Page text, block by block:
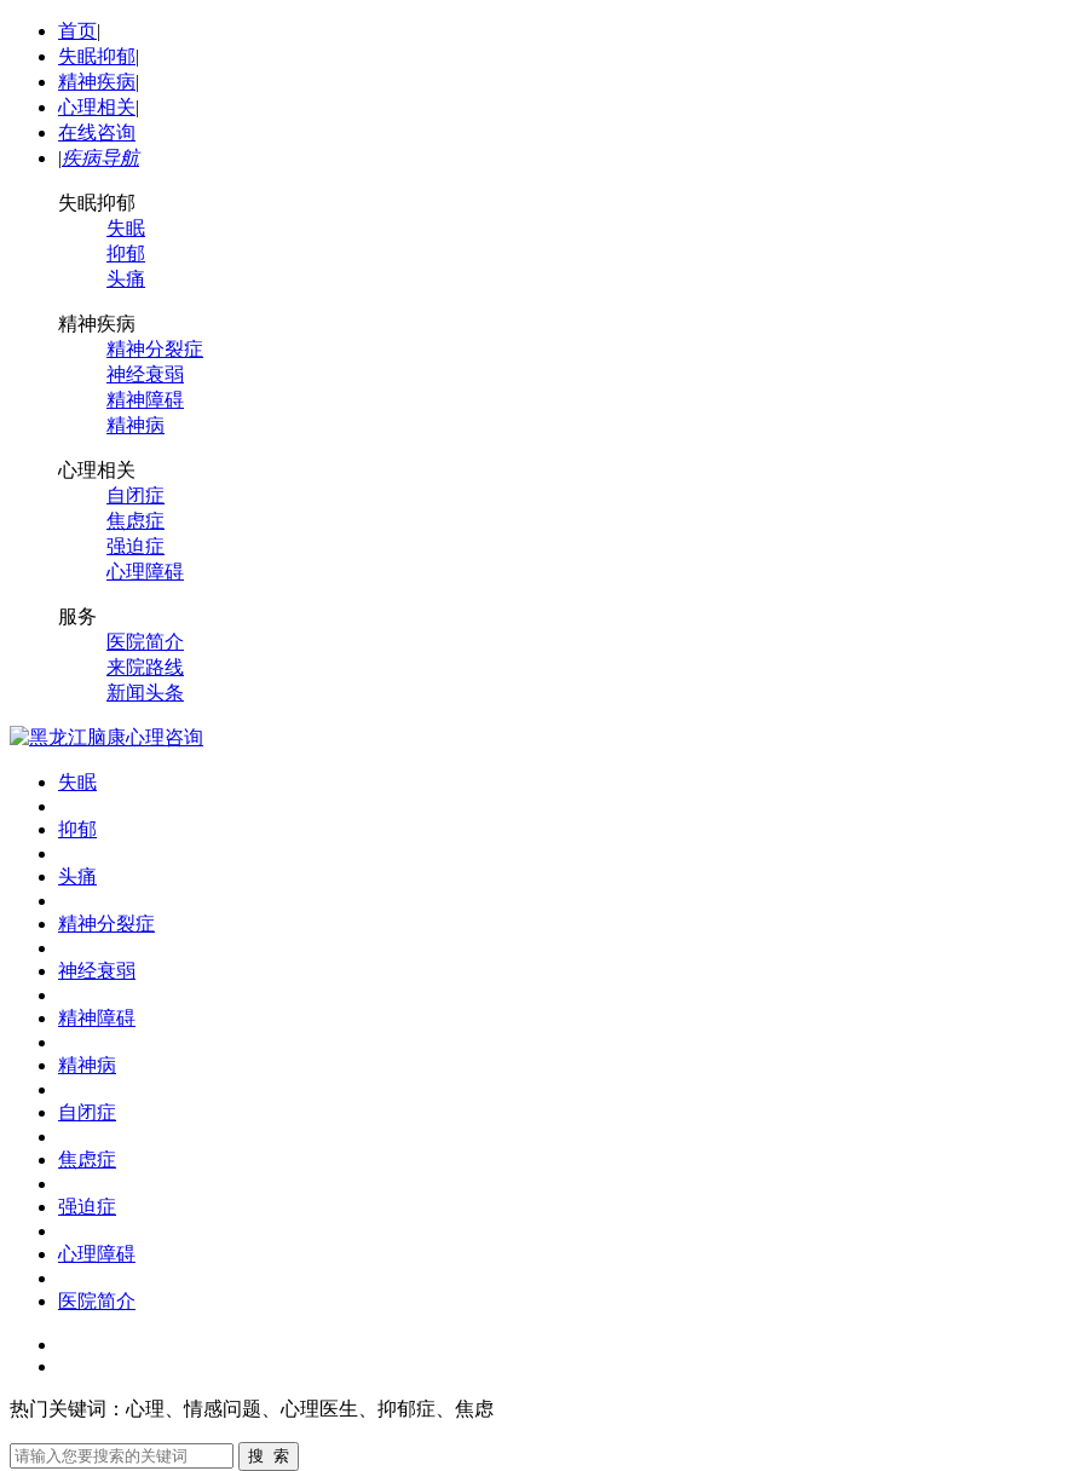
首页|
失眠抑郁|
精神疾病|
心理相关|
在线咨询
|疾病导航
失眠抑郁
失眠
抑郁
头痛
精神疾病
精神分裂症
神经衰弱
精神障碍
精神病
心理相关
自闭症
焦虑症
强迫症
心理障碍
服务
医院简介
来院路线
新闻头条
失眠
抑郁
头痛
精神分裂症
神经衰弱
精神障碍
精神病
自闭症
焦虑症
强迫症
心理障碍
医院简介
热门关键词： 心理、情感问题、心理医生、抑郁症、焦虑